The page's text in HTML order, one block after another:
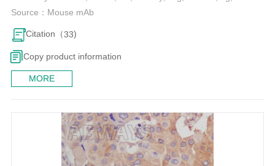
Source： Mouse mAb
Citation（33)
Copy product information
MORE